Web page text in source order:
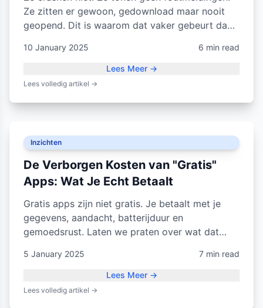
Ze zitten er gewoon, gedownload maar nooit
geopend. Dit is waarom dat vaker gebeurt dan
10 January 2025 6 min read
Lees Meer→
Lees volledig artikel →
Inzichten
De Verborgen Kosten van "Gratis"
Apps: Wat Je Echt Betaalt
Gratis apps zijn niet gratis. Je betaalt met je
gegevens, aandacht, batterijduur en
gemoedsrust. Laten we praten over wat dat
5 January 2025 7 min read
Lees Meer→
Lees volledig artikel →